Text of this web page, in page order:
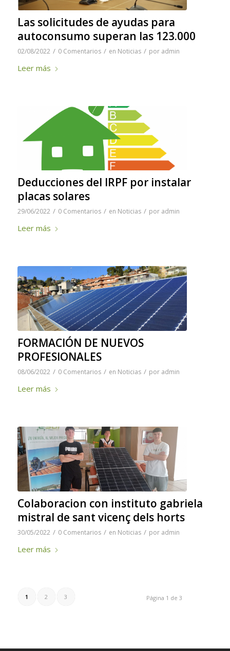
Las solicitudes de ayudas para
autoconsumo superan las 123.000
02/08/2022 / 0 Comentarios / en Noticias / por admin
Leer más
Deducciones del IRPF por instalar
placas solares
29/06/2022 / 0 Comentarios / en Noticias / por admin
Leer más
FORMACIÓN DE NUEVOS
PROFESIONALES
08/06/2022 / 0 Comentarios / en Noticias / por admin
Leer más
Colaboracion con instituto gabriela
mistral de sant vicenç dels horts
30/05/2022 / 0 Comentarios / en Noticias / por admin
Leer más
Página 1 de 3
1 2 3